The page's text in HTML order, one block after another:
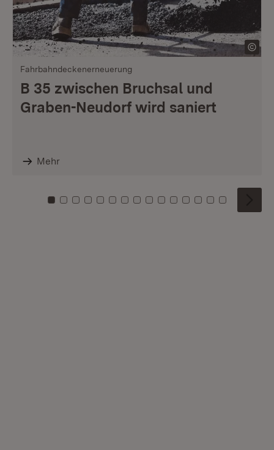
Fahrbahndeckenerneuerung
B 35 zwischen Bruchsal und
Graben-Neudorf wird saniert
Mehr
Zu Kachel: 0
Zu Kachel: 1
Zu Kachel: 2
Zu Kachel: 3
Zu Kachel: 4
Zu Kachel: 5
Zu Kachel: 6
Zu Kachel: 7
Zu Kachel: 8
Zu Kachel: 9
Zu Kachel: 10
Zu Kachel: 11
Zu Kachel: 12
Zu Kachel:
Zu